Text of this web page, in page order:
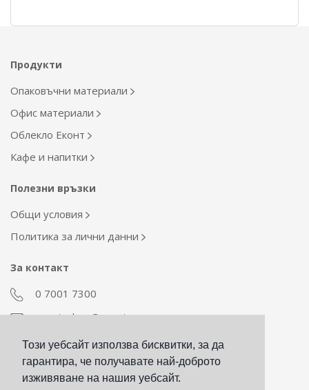
Този уебсайт използва бисквитки, за да
гарантира, че получавате най-доброто
изживяване на нашия уебсайт.
Продукти
Опаковъчни материали
Офис материали
Облекло Еконт
Кафе и напитки
Полезни връзки
Общи условия
Политика за лични данни
За контакт
0 7001 7300
econt_shop@econt.com
Екип Материални ресурси
otdel_mr@econt.com